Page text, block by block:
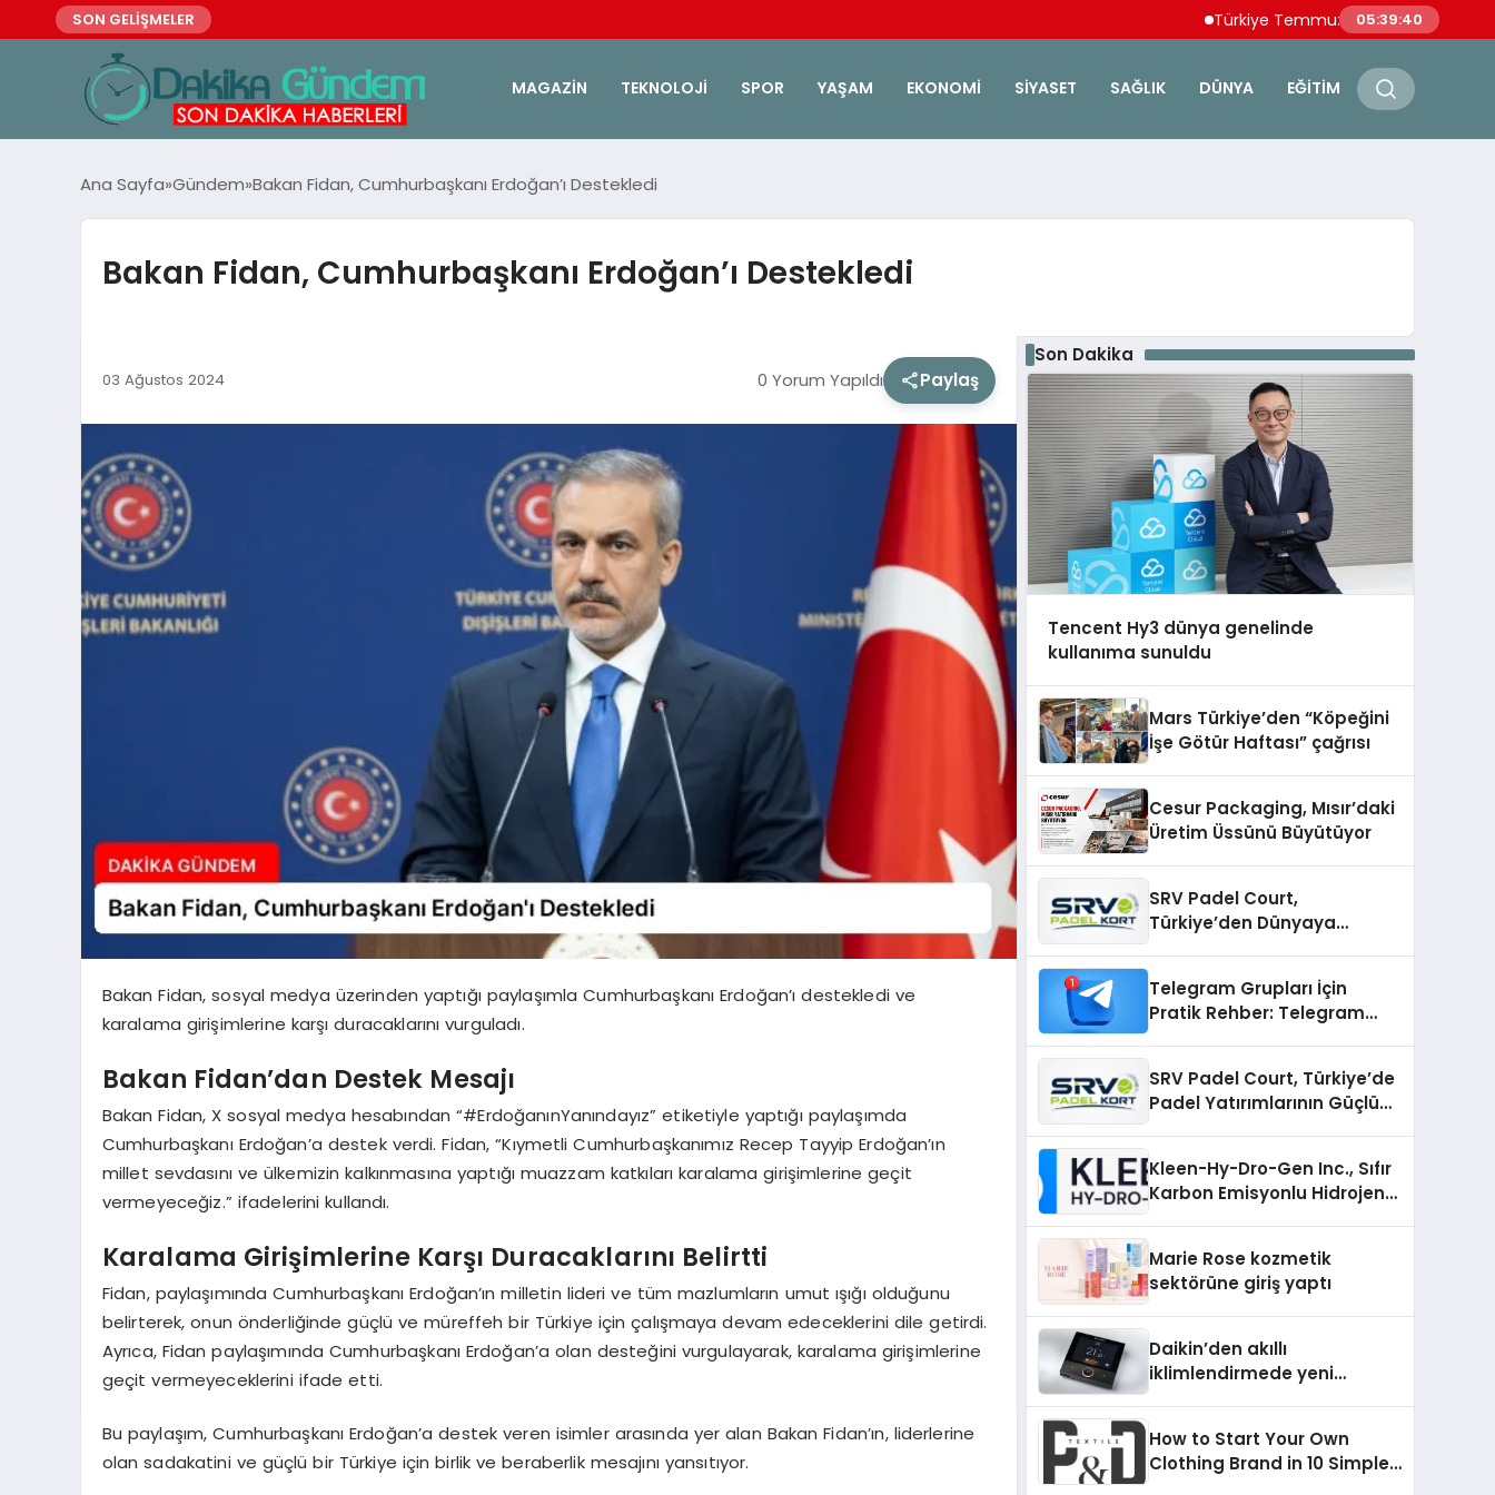
SON GELİŞMELER Türkiye Temmuz Ayı İhracatında Tüm
05:39:41
MAGAZIN TEKNOLOJI SPOR YAŞAM EKONOMI SIYASET SAĞLIK DÜNYA EĞITIM
Ana Sayfa Gündem Bakan Fidan, Cumhurbaşkanı Erdoğan’ı Destekledi
Bakan Fidan, Cumhurbaşkanı Erdoğan’ı Destekledi
03 Ağustos 2024 0 Yorum Yapıldı Paylaş
Bakan Fidan, sosyal medya üzerinden yaptığı paylaşımla Cumhurbaşkanı Erdoğan’ı destekledi ve
karalama girişimlerine karşı duracaklarını vurguladı.
Bakan Fidan’dan Destek Mesajı
Bakan Fidan, X sosyal medya hesabından “#ErdoğanınYanındayız” etiketiyle yaptığı paylaşımda
Cumhurbaşkanı Erdoğan’a destek verdi. Fidan, “Kıymetli Cumhurbaşkanımız Recep Tayyip Erdoğan’ın
millet sevdasını ve ülkemizin kalkınmasına yaptığı muazzam katkıları karalama girişimlerine geçit
vermeyeceğiz.” ifadelerini kullandı.
Karalama Girişimlerine Karşı Duracaklarını Belirtti
Fidan, paylaşımında Cumhurbaşkanı Erdoğan’ın milletin lideri ve tüm mazlumların umut ışığı olduğunu
belirterek, onun önderliğinde güçlü ve müreffeh bir Türkiye için çalışmaya devam edeceklerini dile getirdi.
Ayrıca, Fidan paylaşımında Cumhurbaşkanı Erdoğan’a olan desteğini vurgulayarak, karalama girişimlerine
geçit vermeyeceklerini ifade etti.
Bu paylaşım, Cumhurbaşkanı Erdoğan’a destek veren isimler arasında yer alan Bakan Fidan’ın, liderlerine
olan sadakatini ve güçlü bir Türkiye için birlik ve beraberlik mesajını yansıtıyor.
Son Dakika
Tencent Hy3 dünya genelinde
kullanıma sunuldu
Mars Türkiye’den “Köpeğini
İşe Götür Haftası” çağrısı
Cesur Packaging, Mısır’daki
Üretim Üssünü Büyütüyor
SRV Padel Court,
Türkiye’den Dünyaya
Telegram Grupları İçin
Pratik Rehber: Telegram
SRV Padel Court, Türkiye’de
Padel Yatırımlarının Güçlü
Kleen-Hy-Dro-Gen Inc., Sıfır
Karbon Emisyonlu Hidrojen
Aldı
Marie Rose kozmetik
sektörüne giriş yaptı
Daikin’den akıllı
iklimlendirmede yeni
How to Start Your Own
Clothing Brand in 10 Simple